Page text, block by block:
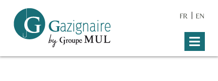
FR EN